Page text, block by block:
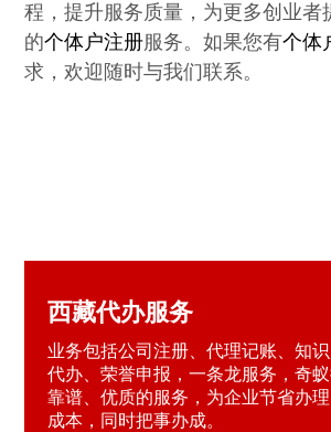
程，提升服务质量，为更多创业者
的个体户注册服务。如果您有个体
求，欢迎随时与我们联系。
西藏代办服务
业务包括公司注册、代理记账、知
代办、荣誉申报，一条龙服务，奇蚁
靠谱、优质的服务，为企业节省办
成本，同时把事办成。